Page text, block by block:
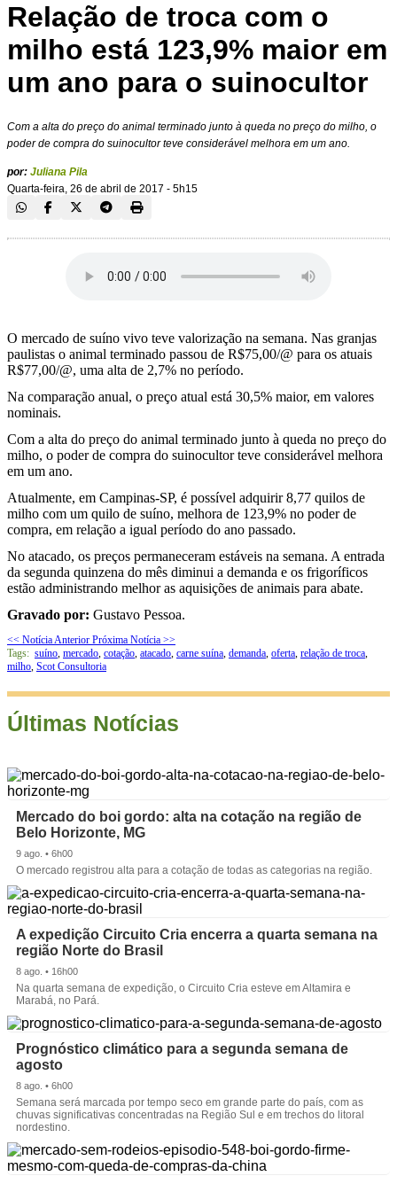
Relação de troca com o
milho está 123,9% maior em
um ano para o suinocultor
Com a alta do preço do animal terminado junto à queda no preço do milho, o
poder de compra do suinocultor teve considerável melhora em um ano.
por: Juliana Pila
Quarta-feira, 26 de abril de 2017 - 5h15
O mercado de suíno vivo teve valorização na semana. Nas granjas
paulistas o animal terminado passou de R$75,00/@ para os atuais
R$77,00/@, uma alta de 2,7% no período.
Na comparação anual, o preço atual está 30,5% maior, em valores
nominais.
Com a alta do preço do animal terminado junto à queda no preço do
milho, o poder de compra do suinocultor teve considerável melhora
em um ano.
Atualmente, em Campinas-SP, é possível adquirir 8,77 quilos de
milho com um quilo de suíno, melhora de 123,9% no poder de
compra, em relação a igual período do ano passado.
No atacado, os preços permaneceram estáveis na semana. A entrada
da segunda quinzena do mês diminui a demanda e os frigoríficos
estão administrando melhor as aquisições de animais para abate.
Gravado por: Gustavo Pessoa.
<< Notícia Anterior Próxima Notícia >>
Tags: suíno, mercado, cotação, atacado, carne suína, demanda, oferta, relação de troca,
milho, Scot Consultoria
Últimas Notícias
Mercado do boi gordo: alta na cotação na região de
Belo Horizonte, MG
9 ago. • 6h00
O mercado registrou alta para a cotação de todas as categorias na região.
A expedição Circuito Cria encerra a quarta semana na
região Norte do Brasil
8 ago. • 16h00
Na quarta semana de expedição, o Circuito Cria esteve em Altamira e
Marabá, no Pará.
Prognóstico climático para a segunda semana de
agosto
8 ago. • 6h00
Semana será marcada por tempo seco em grande parte do país, com as
chuvas significativas concentradas na Região Sul e em trechos do litoral
nordestino.